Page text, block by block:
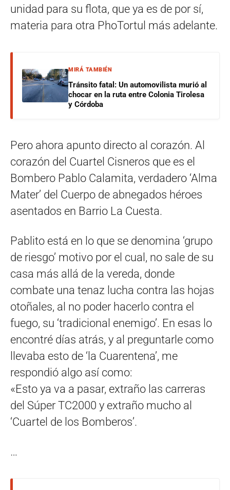
unidad para su flota, que ya es de por sí,
materia para otra PhoTortul más adelante.
MIRÁ TAMBIÉN
Tránsito fatal: Un automovilista murió al
chocar en la ruta entre Colonia Tirolesa
y Córdoba
Pero ahora apunto directo al corazón. Al
corazón del Cuartel Cisneros que es el
Bombero Pablo Calamita, verdadero ‘Alma
Mater’ del Cuerpo de abnegados héroes
asentados en Barrio La Cuesta.
Pablito está en lo que se denomina ‘grupo
de riesgo’ motivo por el cual, no sale de su
casa más allá de la vereda, donde
combate una tenaz lucha contra las hojas
otoñales, al no poder hacerlo contra el
fuego, su ‘tradicional enemigo’. En esas lo
encontré días atrás, y al preguntarle como
llevaba esto de ‘la Cuarentena’, me
respondió algo así como:
«Esto ya va a pasar, extraño las carreras
del Súper TC2000 y extraño mucho al
‘Cuartel de los Bomberos’.
…